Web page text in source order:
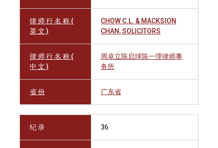
律 师 行 名 称 (
英 文 )
CHOW C.L. & MACKSION
CHAN, SOLICITORS
律 师 行 名 称 (
中 文 )
周卓立陈启球陈一理律师事
务所
省 份 广东省
纪 录 36